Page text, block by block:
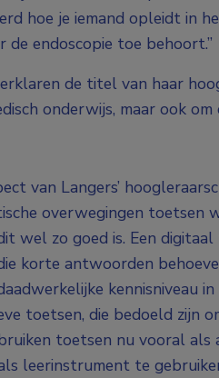
hoe je iemand opleidt in
de endoscopie toe behoort.”
de titel van haar
onderwijs, maar ook
van Langers’
overwegingen toetsen
wel zo goed is. Een
korte antwoorden
kennisniveau
toetsen, die bedoeld zijn
toetsen nu vooral als
leerinstrument te